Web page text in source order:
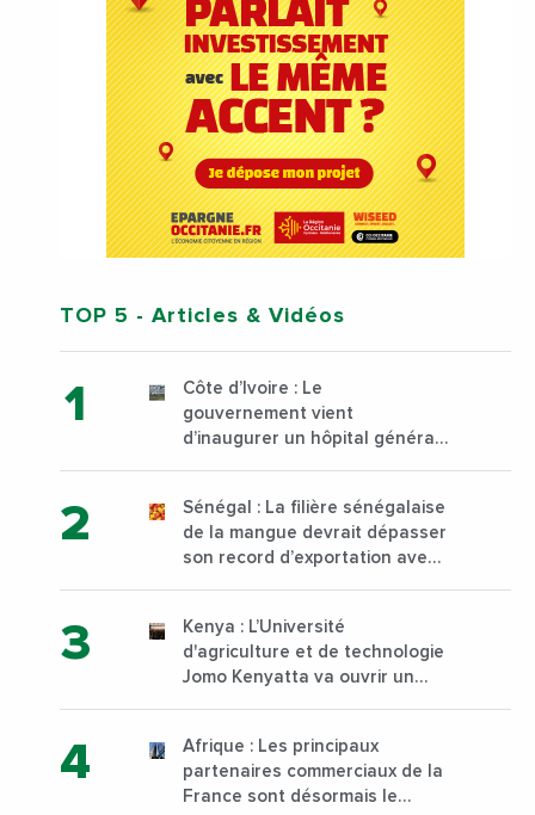
TOP 5 - Articles & Vidéos
Côte d’Ivoire : Le
gouvernement vient
d’inaugurer un hôpital général
Sénégal : La filière sénégalaise
de la mangue devrait dépasser
son record d’exportation avec
Kenya : L’Université
d'agriculture et de technologie
Jomo Kenyatta va ouvrir un
sur son campus de Karen à
Nairobi dès janvier 2023
Afrique : Les principaux
partenaires commerciaux de la
France sont désormais le